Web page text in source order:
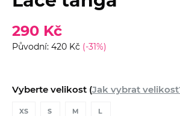
290 Kč
Původní: 420 Kč (-31%)
Vyberte velikost (Jak vybrat
XS S M L